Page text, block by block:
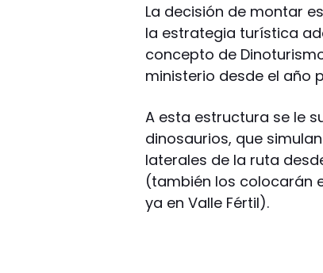
La decisión de montar
la estrategia turística
concepto de
ministerio desde el año
A esta estructura se le
dinosaurios, que
laterales de la ruta
(también los colocarán
ya en Valle Fértil).